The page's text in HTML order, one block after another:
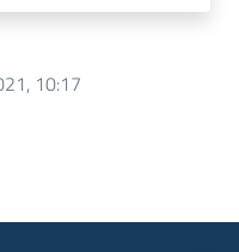
10:17